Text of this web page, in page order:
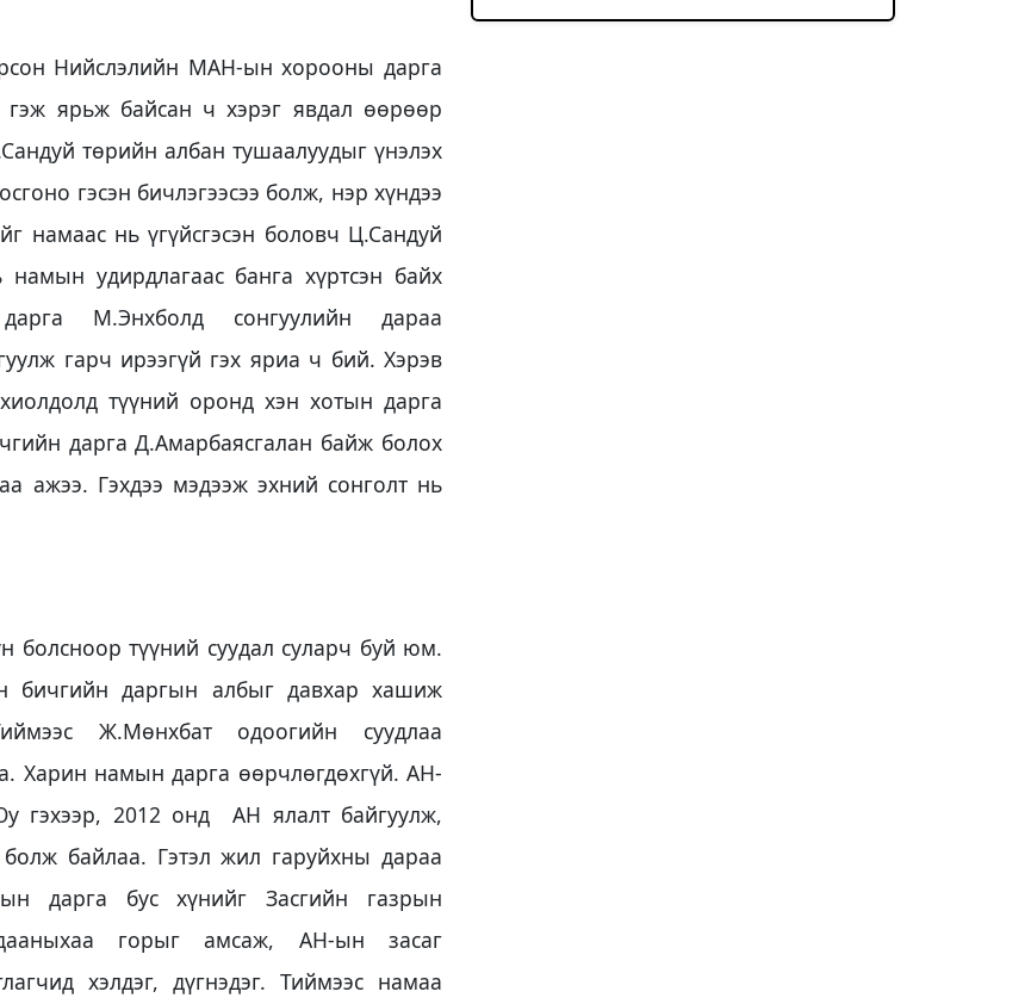
Нийслэлийн МАН-ын хорооны дарга
гэж ярьж байсан ч хэрэг явдал өөрөөр
төрийн албан тушаалуудыг үнэлэх
гэсэн бичлэгээсээ болж, нэр хүндээ
намаас нь үгүйсгэсэн боловч Ц.Сандуй
удирдлагаас банга хүртсэн байх
М.Энхболд сонгуулийн дараа
гарч ирээгүй гэх яриа ч бий. Хэрэв
түүний оронд хэн хотын дарга
дарга Д.Амарбаясгалан байж болох
ажээ. Гэхдээ мэдээж эхний сонголт нь
түүний суудал суларч буй юм.
даргын албыг давхар хашиж
Ж.Мөнхбат одоогийн суудлаа
Харин намын дарга өөрчлөгдөхгүй. АН-
гэхээр, 2012 онд АН ялалт байгуулж,
байлаа. Гэтэл жил гаруйхны дараа
дарга бус хүнийг Засгийн газрын
горыг амсаж, АН-ын засаг
хэлдэг, дүгнэдэг. Тиймээс намаа